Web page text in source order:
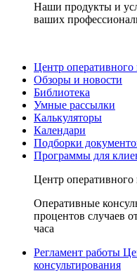
Наши продукты и
ваших
Центр оперативного
Обзоры и новости
Библиотека
Умные рассылки
Калькуляторы
Календари
Подборки
Программы для
Центр оперативного
Оперативные
процентов случаев
часа
Регламент работы
консультирования